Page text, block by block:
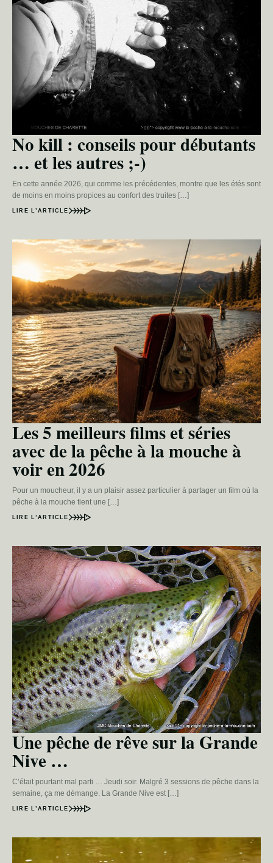
No kill : conseils pour débutants
… et les autres ;-)
En cette année 2026, qui comme les précédentes, montre que les étés sont
de moins en moins propices au confort des truites […]
LIRE L’ARTICLE
Les 5 meilleurs films et séries
avec de la pêche à la mouche à
voir en 2026
Pour un moucheur, il y a un plaisir assez particulier à partager un film où la
pêche à la mouche tient une […]
LIRE L’ARTICLE
Une pêche de rêve sur la Grande
Nive …
C’était pourtant mal parti … Jeudi soir. Malgré 3 sessions de pêche dans la
semaine, ça me démange. La Grande Nive est […]
LIRE L’ARTICLE